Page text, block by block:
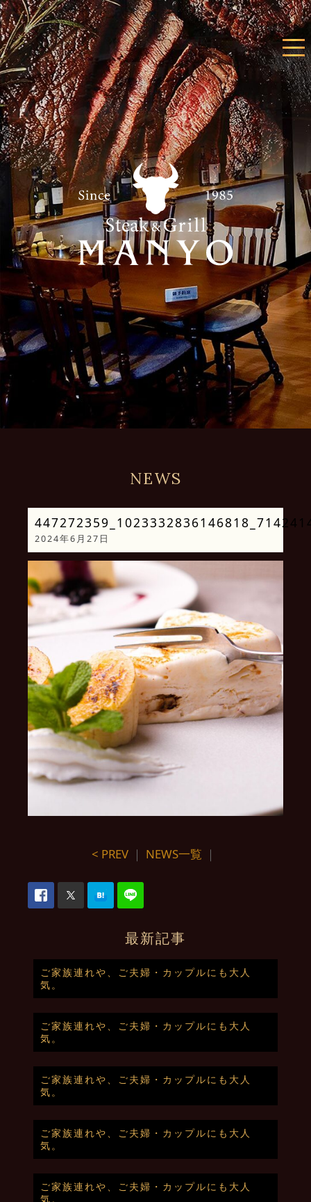
NEWS
2024年6月27日
< PREV ｜ NEWS一覧 ｜
最新記事
ご家族連れや、ご夫婦・カップルにも大人
気。
ご家族連れや、ご夫婦・カップルにも大人
気。
ご家族連れや、ご夫婦・カップルにも大人
気。
ご家族連れや、ご夫婦・カップルにも大人
気。
ご家族連れや、ご夫婦・カップルにも大人
気。